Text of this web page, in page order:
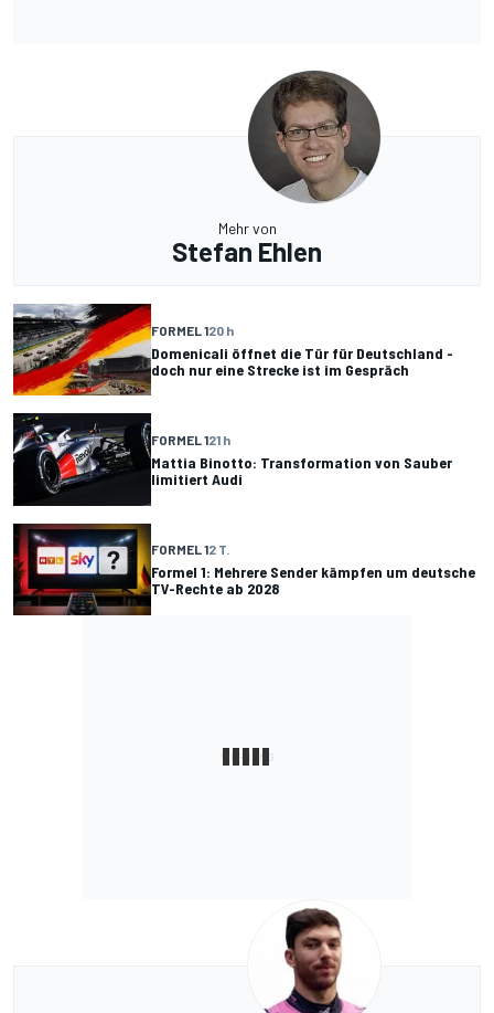
Mehr von
Stefan Ehlen
FORMEL 120 h
Domenicali öffnet die Tür für Deutschland -
doch nur eine Strecke ist im Gespräch
FORMEL 121 h
Mattia Binotto: Transformation von Sauber
limitiert Audi
FORMEL 12 T.
Formel 1: Mehrere Sender kämpfen um deutsche
TV-Rechte ab 2028